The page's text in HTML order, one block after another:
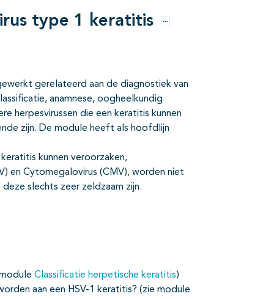
type 1 keratitis Opties
gerelateerd aan de diagnostiek van
anamnese, oogheelkundig
herpesvirussen die een keratitis kunnen
zijn. De module heeft als hoofdlijn
kunnen veroorzaken,
en Cytomegalovirus (CMV), worden niet
slechts zeer zeldzaam zijn.
Classificatie herpetische keratitis)
aan een HSV-1 keratitis? (zie module